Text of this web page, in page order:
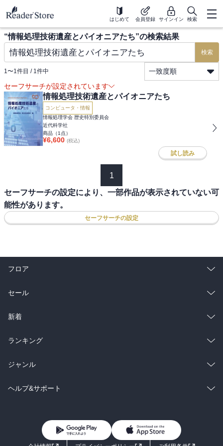
はじめて 会員登録 サインイン 検索
“情報処理技術遺産とパイオニアたち”の検索結果
検索
1〜1件目 / 1件中
一致度順
セーフサーチが設定されています
情報処理技術遺産とパイオニアたち
コンピュータ・情報
情報処理学会 歴史特別委員会
近代科学社
商品（1 点）
¥6,600 (税込)
試し読み
1
セーフサーチの設定により、一部作品が表示されていない可
能性があります。
セーフサーチの設定
フロア
総合
ラノベ
雑誌・グラビア
BL・TL
セール
総合
ラノベ
雑誌・グラビア
BL・TL
新着
総合
ラノベ
雑誌・グラビア
ランキング
総合
ラノベ
ジャンル
コミック
ライトノベル 男子向けラノベ
ヘルプ&サポート
よくあるご質問
お問い合わせ